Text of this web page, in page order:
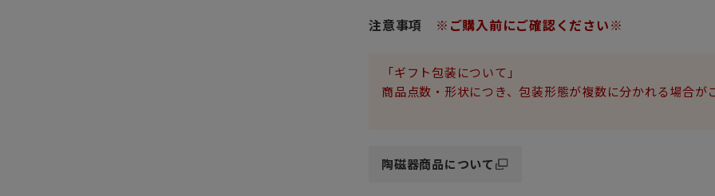
連続する楕円模様は、長い間愛されてきたウェッジウッドな
シェイプもモチーフも伝統を重んじつつスタイリッシュなデ
洗練された現代的な空間に似合うテーブルウェアです。
高級食器の代名詞 ボーンチャイナ（Bone china）製です。
注意事項 ※ご購入前にご確認ください※
「ギフト包装について」
商品点数・形状につき、包装形態が複数に分かれる場合が
陶磁器商品について